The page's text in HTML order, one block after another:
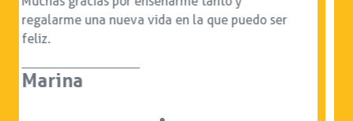
puedo mejorar mi vida a través de los hábitos y
cuidar mi salud.
Llorenç